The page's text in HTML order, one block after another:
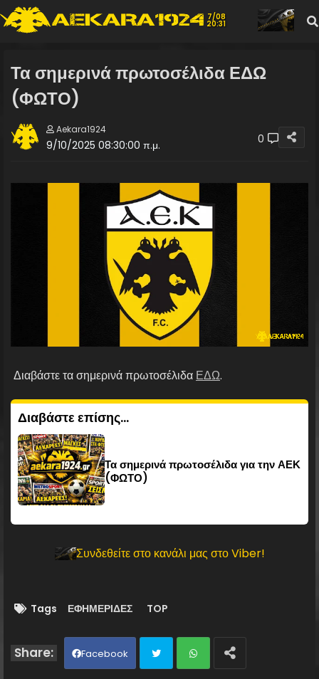
7/08
20:31
Τα σημερινά πρωτοσέλιδα ΕΔΩ
(ΦΩΤΟ)
Aekara1924
9/10/2025 08:30:00 π.μ. 0
Διαβάστε τα σημερινά πρωτοσέλιδα ΕΔΩ.
Διαβάστε επίσης...
Τα σημερινά πρωτοσέλιδα για την ΑΕΚ
(ΦΩΤΟ)
Συνδεθείτε στο κανάλι μας στο Viber!
Tags ΕΦΗΜΕΡΙΔΕΣ TOP
Facebook